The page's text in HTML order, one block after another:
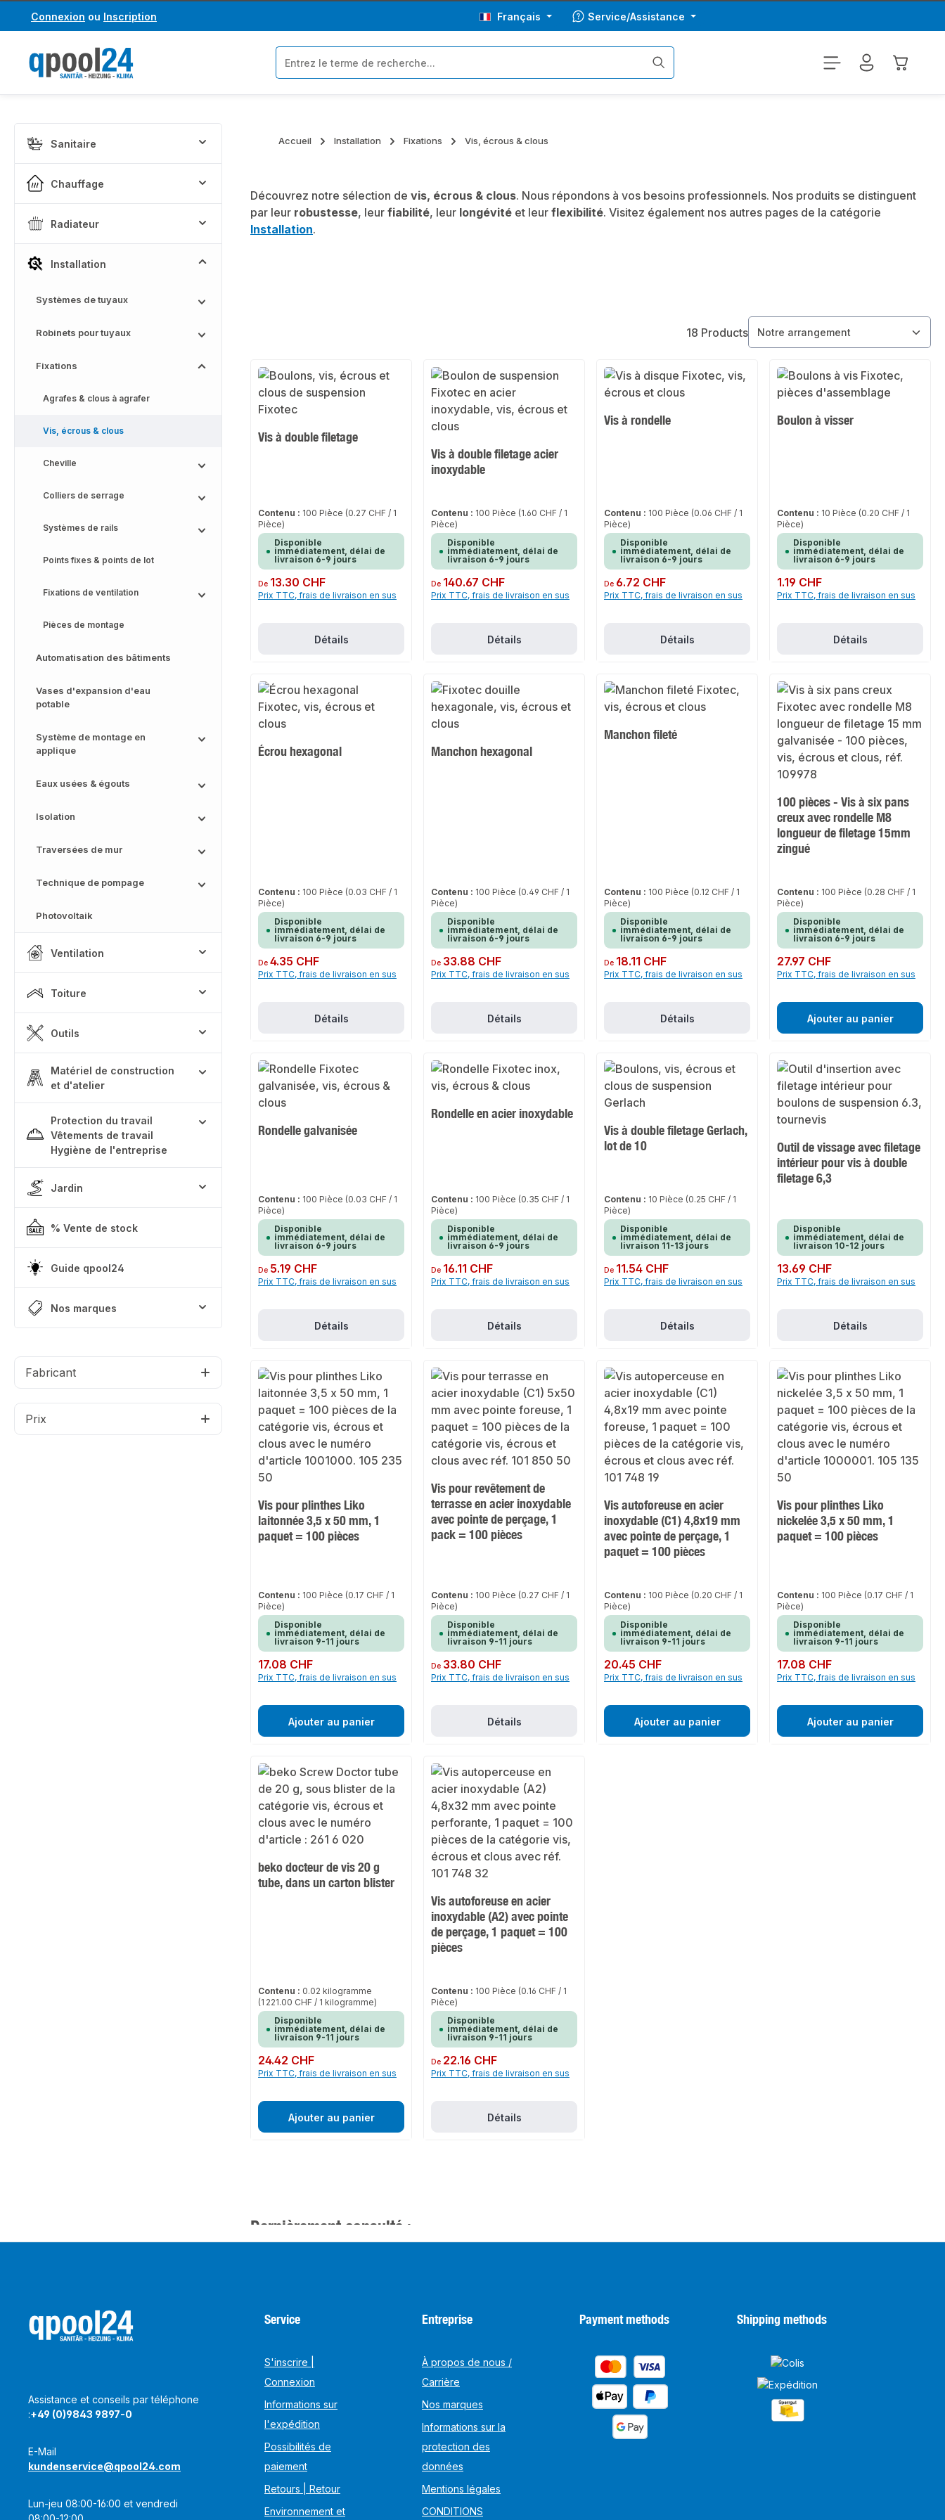
au contenu principal
Passer à la recherche
Connexion ou Inscription Français Service/Assistance
Le
Sanitaire
Chauffage
Radiateur
Installation
Systèmes de tuyaux
Robinets pour tuyaux
Fixations
Agrafes & clous à agrafer
Vis, écrous & clous
Cheville
Colliers de serrage
Systèmes de rails
Points fixes & points de lot
Fixations de ventilation
Pièces de montage
Automatisation des bâtiments
Vases d'expansion d'eau
potable
Système de montage en
applique
Eaux usées & égouts
Isolation
Traversées de mur
Technique de pompage
Photovoltaik
Ventilation
Toiture
Outils
Matériel de construction
et d'atelier
Protection du travail
Vêtements de travail
Hygiène de l'entreprise
Jardin
% Vente de stock
Guide qpool24
Nos marques
Fabricant
Prix
Accueil Installation Fixations Vis, écrous & clous
Découvrez notre sélection de vis, écrous & clous. Nous répondons à vos besoins professionnels. Nos produits se distinguent
par leur robustesse, leur fiabilité, leur longévité et leur flexibilité. Visitez également nos autres pages de la catégorie
Installation.
18 Products
Vis à double filetage
Contenu : 100 Pièce (0.27 CHF / 1
Pièce)
Disponible
immédiatement, délai de
livraison 6-9 jours
Prix régulier :
De 13.30 CHF
Prix TTC, frais de livraison en sus
Détails
Vis à double filetage acier
inoxydable
Contenu : 100 Pièce (1.60 CHF / 1
Pièce)
Disponible
immédiatement, délai de
livraison 6-9 jours
Prix régulier :
De 140.67 CHF
Prix TTC, frais de livraison en sus
Détails
Vis à rondelle
Contenu : 100 Pièce (0.06 CHF / 1
Pièce)
Disponible
immédiatement, délai de
livraison 6-9 jours
Prix régulier :
De 6.72 CHF
Prix TTC, frais de livraison en sus
Détails
Boulon à visser
Contenu : 10 Pièce (0.20 CHF / 1
Pièce)
Disponible
immédiatement, délai de
livraison 6-9 jours
Prix régulier :
1.19 CHF
Prix TTC, frais de livraison en sus
Détails
Écrou hexagonal
Contenu : 100 Pièce (0.03 CHF / 1
Pièce)
Disponible
immédiatement, délai de
livraison 6-9 jours
Prix régulier :
De4.35 CHF
Prix TTC, frais de livraison en sus
Détails
Manchon hexagonal
Contenu : 100 Pièce (0.49 CHF / 1
Pièce)
Disponible
immédiatement, délai de
livraison 6-9 jours
Prix régulier :
De 33.88 CHF
Prix TTC, frais de livraison en sus
Détails
Manchon fileté
Contenu : 100 Pièce (0.12 CHF / 1
Pièce)
Disponible
immédiatement, délai de
livraison 6-9 jours
Prix régulier :
De 18.11 CHF
Prix TTC, frais de livraison en sus
Détails
100 pièces - Vis à six pans
creux avec rondelle M8
longueur de filetage 15mm
zingué
Contenu : 100 Pièce (0.28 CHF / 1
Pièce)
Disponible
immédiatement, délai de
livraison 6-9 jours
Prix régulier :
27.97 CHF
Prix TTC, frais de livraison en sus
Ajouter au panier
Rondelle galvanisée
Contenu : 100 Pièce (0.03 CHF / 1
Pièce)
Disponible
immédiatement, délai de
livraison 6-9 jours
Prix régulier :
De 5.19 CHF
Prix TTC, frais de livraison en sus
Détails
Rondelle en acier inoxydable
Contenu : 100 Pièce (0.35 CHF / 1
Pièce)
Disponible
immédiatement, délai de
livraison 6-9 jours
Prix régulier :
De 16.11 CHF
Prix TTC, frais de livraison en sus
Détails
Vis à double filetage Gerlach,
lot de 10
Contenu : 10 Pièce (0.25 CHF / 1
Pièce)
Disponible
immédiatement, délai de
livraison 11-13 jours
Prix régulier :
De 11.54 CHF
Prix TTC, frais de livraison en sus
Détails
Outil de vissage avec filetage
intérieur pour vis à double
filetage 6,3
Disponible
immédiatement, délai de
livraison 10-12 jours
Prix régulier :
13.69 CHF
Prix TTC, frais de livraison en sus
Détails
Vis pour plinthes Liko
laitonnée 3,5 x 50 mm, 1
paquet = 100 pièces
Contenu : 100 Pièce (0.17 CHF / 1
Pièce)
Disponible
immédiatement, délai de
livraison 9-11 jours
Prix régulier :
17.08 CHF
Prix TTC, frais de livraison en sus
Ajouter au panier
Vis pour revêtement de
terrasse en acier inoxydable
avec pointe de perçage, 1
pack = 100 pièces
Contenu : 100 Pièce (0.27 CHF / 1
Pièce)
Disponible
immédiatement, délai de
livraison 9-11 jours
Prix régulier :
De 33.80 CHF
Prix TTC, frais de livraison en sus
Détails
Vis autoforeuse en acier
inoxydable (C1) 4,8x19 mm
avec pointe de perçage, 1
paquet = 100 pièces
Contenu : 100 Pièce (0.20 CHF / 1
Pièce)
Disponible
immédiatement, délai de
livraison 9-11 jours
Prix régulier :
20.45 CHF
Prix TTC, frais de livraison en sus
Ajouter au panier
Vis pour plinthes Liko
nickelée 3,5 x 50 mm, 1
paquet = 100 pièces
Contenu : 100 Pièce (0.17 CHF / 1
Pièce)
Disponible
immédiatement, délai de
livraison 9-11 jours
Prix régulier :
17.08 CHF
Prix TTC, frais de livraison en sus
Ajouter au panier
beko docteur de vis 20 g
tube, dans un carton blister
Contenu : 0.02 kilogramme
(1 221.00 CHF / 1 kilogramme)
Disponible
immédiatement, délai de
livraison 9-11 jours
Prix régulier :
24.42 CHF
Prix TTC, frais de livraison en sus
Ajouter au panier
Vis autoforeuse en acier
inoxydable (A2) avec pointe
de perçage, 1 paquet = 100
pièces
Contenu : 100 Pièce (0.16 CHF / 1
Pièce)
Disponible
immédiatement, délai de
livraison 9-11 jours
Prix régulier :
De 22.16 CHF
Prix TTC, frais de livraison en sus
Détails
Dernièrement consulté :
Assistance et conseils par téléphone
:+49 (0)9843 9897-0
E-Mail
kundenservice@qpool24.com
Lun-jeu 08:00-16:00 et vendredi
Service
S'inscrire |
Connexion
Informations sur
l'expédition
Possibilités de
paiement
Retours | Retour
Environnement et
Entreprise
À propos de nous /
Carrière
Nos marques
Informations sur la
protection des
données
Mentions légales
CONDITIONS
Payment methods Shipping methods